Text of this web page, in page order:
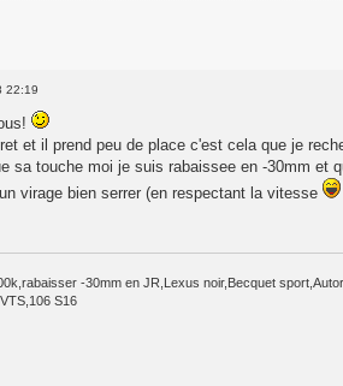
22:19
et il prend peu de place c'est cela que je
sa touche moi je suis rabaissee en -30mm et
virage bien serrer (en respectant la vitesse
-30mm en JR,Lexus noir,Becquet
S16